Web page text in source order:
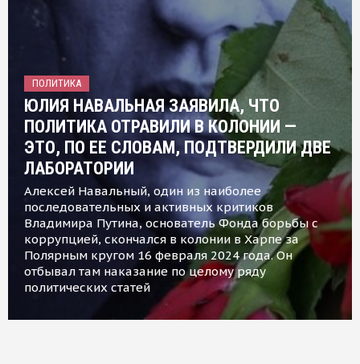
ПОЛИТИКА
ЮЛИЯ НАВАЛЬНАЯ ЗАЯВИЛА, ЧТО
ПОЛИТИКА ОТРАВИЛИ В КОЛОНИИ —
ЭТО, ПО ЕЕ СЛОВАМ, ПОДТВЕРДИЛИ ДВЕ
ЛАБОРАТОРИИ
Алексей Навальный, один из наиболее
последовательных и активных критиков
Владимира Путина, основатель Фонда борьбы с
коррупцией, скончался в колонии в Харпе за
Полярным кругом 16 февраля 2024 года. Он
отбывал там наказание по целому ряду
политических статей